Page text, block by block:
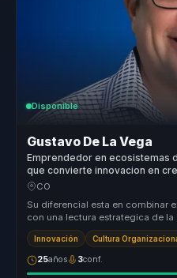
Disponible
Gustavo De La Vega
Emprendedor en ecosistemas
que convierte innovacion en
empresas.
CO
Su diferencial esta en combinar
con una lectura estrategica de
innovacion ...
Innovación Cultura
25años 3conf.